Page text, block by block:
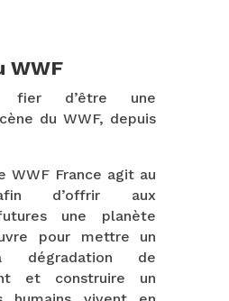
WWF
fier d’être une
du WWF, depuis
WWF France agit au
d’offrir aux
une planète
pour mettre un
de
et construire un